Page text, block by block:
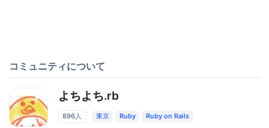
コミュニティについて
よちよち.rb
896人 東京 Ruby Ruby on Rails